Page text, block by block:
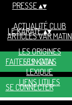
PRESSE▴▾
ACTUALITÉ CLUB
ARTICLES VAR MATIN
LE KARATÉ▴▾
LES ORIGINES
LES KATAS
LEXIQUE
LIENS UTILES
FAITES UN DON
SE CONNECTER